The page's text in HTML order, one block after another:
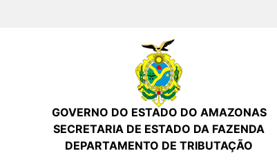
GOVERNO DO ESTADO DO AMAZONAS
SECRETARIA DE ESTADO DA FAZENDA
DEPARTAMENTO DE TRIBUTAÇÃO